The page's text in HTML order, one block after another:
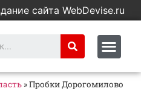
сайта WebDevise.ru
»Пробки Дорогомилово